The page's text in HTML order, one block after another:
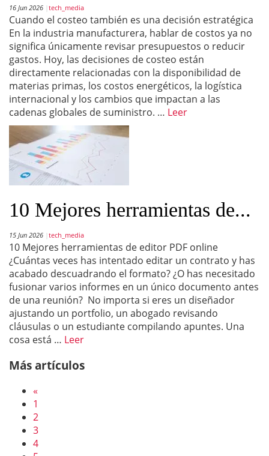
16 Jun 2026 tech_media
Cuando el costeo también es una decisión estratégica
En la industria manufacturera, hablar de costos ya no
significa únicamente revisar presupuestos o reducir
gastos. Hoy, las decisiones de costeo están
directamente relacionadas con la disponibilidad de
materias primas, los costos energéticos, la logística
internacional y los cambios que impactan a las
cadenas globales de suministro. … Leer
10 Mejores herramientas de...
15 Jun 2026 tech_media
10 Mejores herramientas de editor PDF online
¿Cuántas veces has intentado editar un contrato y has
acabado descuadrando el formato? ¿O has necesitado
fusionar varios informes en un único documento antes
de una reunión? No importa si eres un diseñador
ajustando un portfolio, un abogado revisando
cláusulas o un estudiante compilando apuntes. Una
cosa está … Leer
Más artículos
«
1
2
3
4